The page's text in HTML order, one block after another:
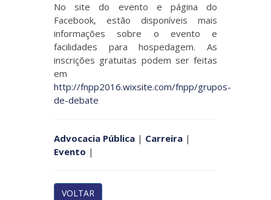
No site do evento e página do
Facebook, estão disponíveis mais
informações sobre o evento e
facilidades para hospedagem. As
inscrições gratuitas podem ser feitas
em
http://fnpp2016.wixsite.com/fnpp/grupos-
de-debate
Advocacia Pública | Carreira |
Evento |
VOLTAR